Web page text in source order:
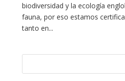
biodiversidad y la ecología
fauna, por eso estamos
tanto en...